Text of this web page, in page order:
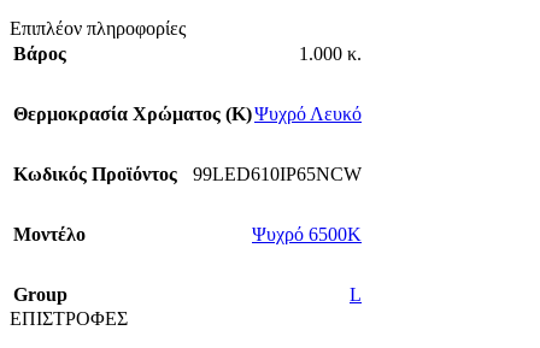
Επιπλέον πληροφορίες
Βάρος
1.000 κ.
Θερμοκρασία Χρώματος (Κ)Ψυχρό Λευκό
Κωδικός Προϊόντος 99LED610IP65NCW
Mοντέλο Ψυχρό 6500K
Group
L
ΕΠΙΣΤΡΟΦΕΣ